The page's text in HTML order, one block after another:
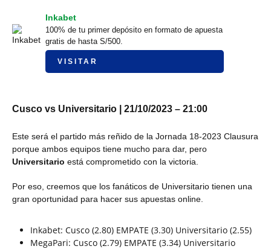
Inkabet
100% de tu primer depósito en formato de apuesta
gratis de hasta S/500.
VISITAR
Cusco vs Universitario | 21/10/2023 – 21:00
Este será el partido más reñido de la Jornada 18-2023 Clausura
porque ambos equipos tiene mucho para dar, pero
Universitario está comprometido con la victoria.
Por eso, creemos que los fanáticos de Universitario tienen una
gran oportunidad para hacer sus apuestas online.
Inkabet: Cusco (2.80) EMPATE (3.30) Universitario (2.55)
MegaPari: Cusco (2.79) EMPATE (3.34) Universitario